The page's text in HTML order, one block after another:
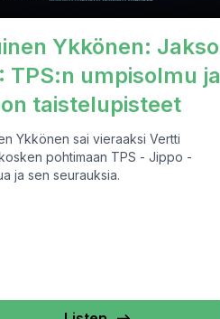
Ykkönen: Jakso
TPS:n umpisolmu ja
taistelupisteet
Ykkönen sai vieraaksi Vertti
pohtimaan TPS - Jippo -
ja sen seurauksia.